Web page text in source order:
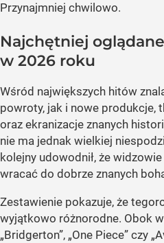
Przynajmniej chwilowo.
Najchętniej
w 2026 roku
Wśród największych hitów
powroty, jak i nowe produkcje,
oraz ekranizacje znanych
nie ma jednak wielkiej
kolejny udowodnił, że
wracać do dobrze znanych
Zestawienie pokazuje, że
wyjątkowo różnorodne. Obok
„Bridgerton”, „One Piece” czy